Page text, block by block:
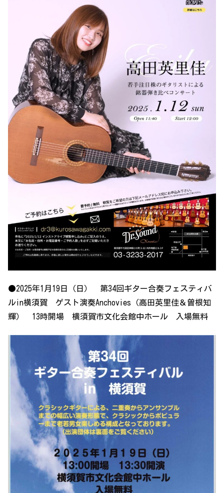
●2025年1月19日（日） 第34回ギター合奏フェスティバ
ルin横須賀 ゲスト演奏Anchovies（高田英里佳＆曽根知
輝） 13時開場 横須賀市文化会館中ホール 入場無料